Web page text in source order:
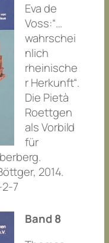
Eva de
Voss:“…
wahrschei
nlich
rheinische
r Herkunft“.
Die Pietà
Roettgen
als Vorbild
für
.
2014.
7
Band 8